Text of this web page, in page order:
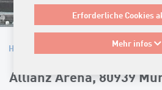
Erforderliche Cookies
Mehr infos
Home
Allianz Arena, 80939